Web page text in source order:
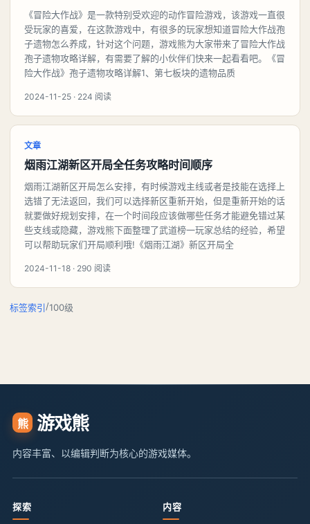
《冒险大作战》是一款特别受欢迎的动作冒险游戏，该游戏一直很
受玩家的喜爱，在这款游戏中，有很多的玩家想知道冒险大作战孢
子遗物怎么养成，针对这个问题，游戏熊为大家带来了冒险大作战
孢子遗物攻略详解，有需要了解的小伙伴们快来一起看看吧。《冒
险大作战》孢子遗物攻略详解1、第七板块的遗物品质
2024-11-25 · 224 阅读
文章
烟雨江湖新区开局全任务攻略时间顺序
烟雨江湖新区开局怎么安排，有时候游戏主线或者是技能在选择上
选错了无法返回，我们可以选择新区重新开始，但是重新开始的话
就要做好规划安排，在一个时间段应该做哪些任务才能避免错过某
些支线或隐藏，游戏熊下面整理了武道榜一玩家总结的经验，希望
可以帮助玩家们开局顺利哦!《烟雨江湖》新区开局全
2024-11-18 · 290 阅读
标签索引/100级
熊 游戏熊
内容丰富、以编辑判断为核心的游戏媒体。
探索 内容